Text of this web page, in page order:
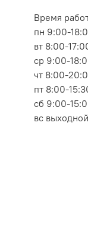
Время
пн 9:00-
вт 8:00-
ср 9:00-
чт 8:00-
пт 8:00-
сб 9:00-
вс выходной